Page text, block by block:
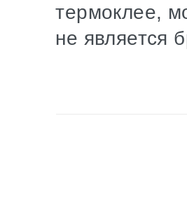
термоклее,
не является